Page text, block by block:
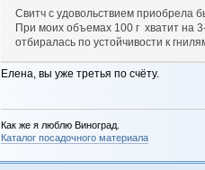
Свитч с удовольствием приобрела
При моих объемах 100 г хватит на
отбиралась по устойчивости к
Елена, вы уже третья по счёту.
Как же я люблю Виноград.
Каталог посадочного материала